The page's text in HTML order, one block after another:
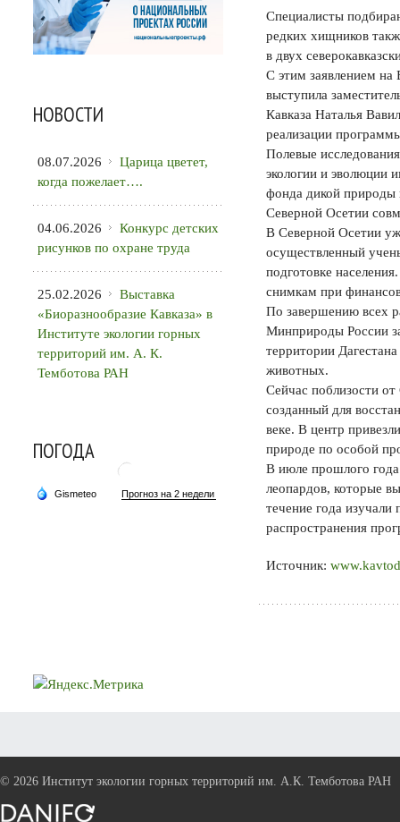
Специалисты
редких хищников
в двух
С этим заявлением
выступила
Кавказа Наталья
реализации
Полевые
экологии и эволюции
фонда дикой природы
Северной Осетии
В Северной Осетии
осуществленный
подготовке
снимкам при
По завершению всех
Минприроды России
территории
животных.
Сейчас поблизости
созданный для
веке. В центр
природе по особой
В июле прошлого года
леопардов, которые
течение года
распространения
Источник:
НОВОСТИ
08.07.2026
Царица цветет,
когда пожелает….
04.06.2026
Конкурс детских
рисунков по охране труда
25.02.2026
Выставка
«Биоразнообразие Кавказа» в
Институте экологии горных
территорий им. А. К.
Темботова РАН
ПОГОДА
© 2026 Институт экологии горных территорий им. А.К. Темботова РАН